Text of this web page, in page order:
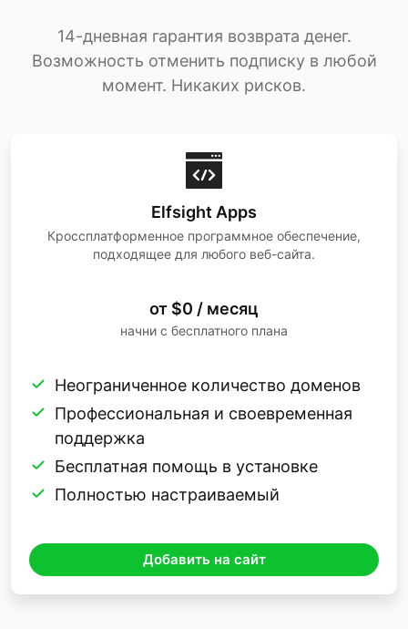
14-дневная гарантия возврата денег.
Возможность отменить подписку в любой
момент. Никаких рисков.
Elfsight Apps
Кроссплатформенное программное обеспечение,
подходящее для любого веб-сайта.
от $0 / месяц
начни с бесплатного плана
Неограниченное количество доменов
Профессиональная и своевременная
поддержка
Бесплатная помощь в установке
Полностью настраиваемый
Добавить на сайт